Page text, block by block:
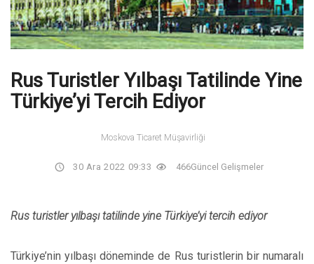
Rus Turistler Yılbaşı Tatilinde Yine
Türkiye’yi Tercih Ediyor
Moskova Ticaret Müşavirliği
30 Ara 2022 09:33 466Güncel Gelişmeler
Rus turistler yılbaşı tatilinde yine Türkiye’yi tercih ediyor
Türkiye’nin yılbaşı döneminde de Rus turistlerin bir numaralı